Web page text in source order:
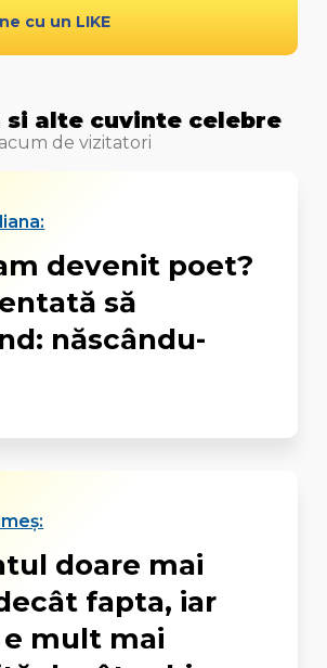
cu un LIKE
si alte cuvinte celebre
de vizitatori
devenit poet?
să
născându-
doare mai
fapta, iar
mult mai